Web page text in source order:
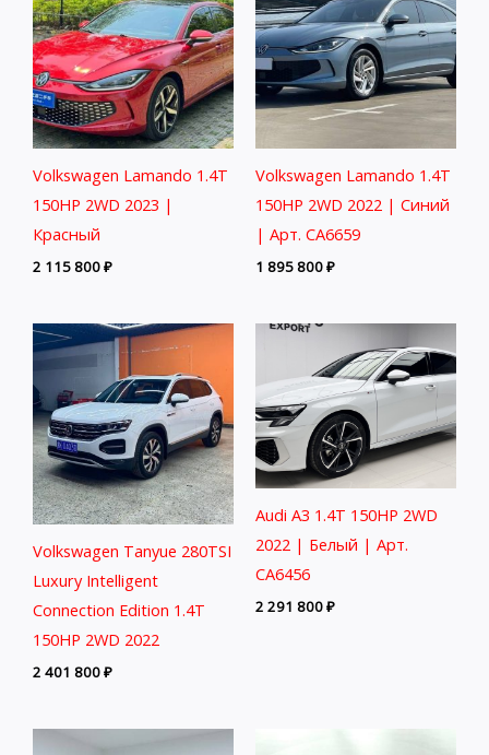
Volkswagen Lamando 1.4T
150HP 2WD 2023 |
Красный
2 115 800₽
Volkswagen Lamando 1.4T
150HP 2WD 2022 | Синий
| Арт. CA6659
1 895 800₽
Volkswagen Tanyue 280TSI
Luxury Intelligent
Connection Edition 1.4T
150HP 2WD 2022
2 401 800₽
Audi A3 1.4T 150HP 2WD
2022 | Белый | Арт.
CA6456
2 291 800₽